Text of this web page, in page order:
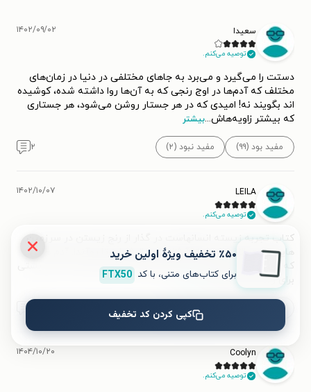
سعیدا
توصیه می‌کنم.
۱۴۰۲/۰۹/۰۲
دستت را می‌گیرد و می‌برد به جاهای مختلفی در دنیا در زمان‌های
مختلف که آدم‌ها در اوج رنجی که به آن‌ها روا داشته شده، کوشیده
اند بگویند نه! امیدی که در هر جستار روشن می‌شود، هر جستاری
که بیشتر زاویه‌هاش...بیشتر
مفید بود (۹۹) مفید نبود (۲) ۲
LEILA
توصیه می‌کنم.
۱۴۰۲/۱۰/۰۷
کتاب تجربه زیسته انسانهاست در گذار از رنج زیستن در سرزمین
هایی تحت ظلم از مصر تا آرژانتین و از شیلی تا روآندا. آدم هایی
که باور داشتند شایسته زندگی شرافتمندانه تری هستند و بن بستی
برای رسیدن به هدف...بیشتر
مفید بود (۳۶) مفید نبود (۱)
Coolyn
توصیه می‌کنم.
۱۴۰۴/۱۰/۲۰
٪۵۰ تخفیف ویژۀ اولین خرید
برای کتاب‌های متنی، با کد FTX50
کپی کردن کد تخفیف